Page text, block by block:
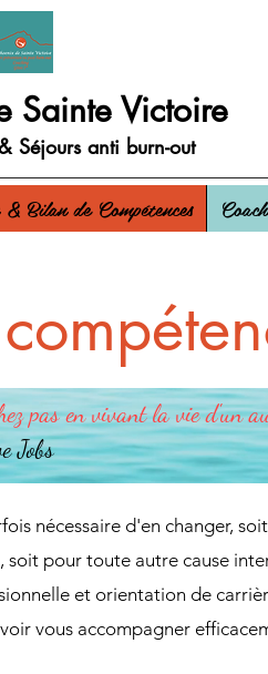
Sainte Victoire
Séjours anti burn-out
Bilan de Compétences
pas en vivant la vie d'un
Jobs
nécessaire d'en changer,
pour toute autre cause
et orientation de
vous accompagner